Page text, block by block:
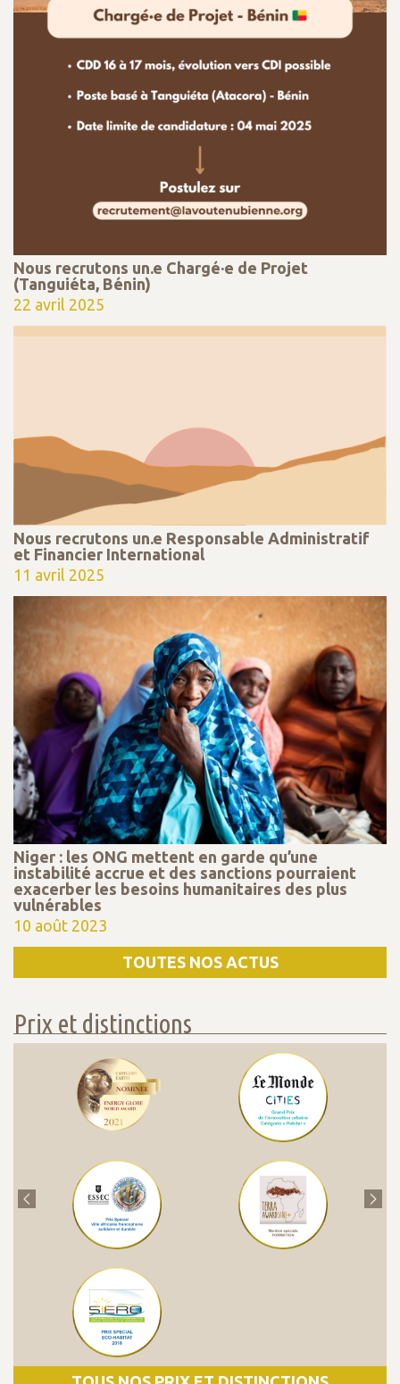
Nous recrutons un.e Chargé·e de Projet
(Tanguiéta, Bénin)
22 avril 2025
Nous recrutons un.e Responsable Administratif
et Financier International
11 avril 2025
Niger : les ONG mettent en garde qu’une
instabilité accrue et des sanctions pourraient
exacerber les besoins humanitaires des plus
vulnérables
10 août 2023
TOUTES NOS ACTUS
Prix et distinctions